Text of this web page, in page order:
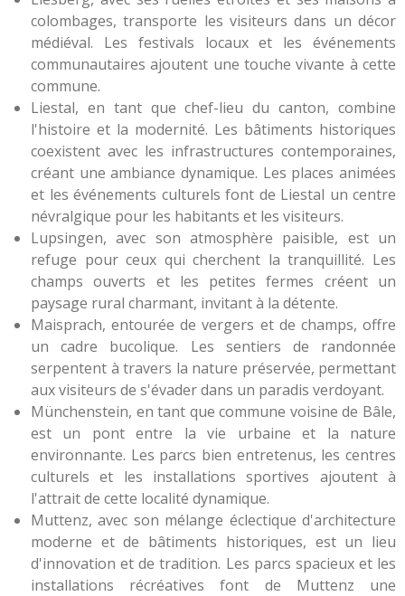
colombages, transporte les visiteurs dans un décor
médiéval. Les festivals locaux et les événements
communautaires ajoutent une touche vivante à cette
commune.
Liestal, en tant que chef-lieu du canton, combine
l'histoire et la modernité. Les bâtiments historiques
coexistent avec les infrastructures contemporaines,
créant une ambiance dynamique. Les places animées
et les événements culturels font de Liestal un centre
névralgique pour les habitants et les visiteurs.
Lupsingen, avec son atmosphère paisible, est un
refuge pour ceux qui cherchent la tranquillité. Les
champs ouverts et les petites fermes créent un
paysage rural charmant, invitant à la détente.
Maisprach, entourée de vergers et de champs, offre
un cadre bucolique. Les sentiers de randonnée
serpentent à travers la nature préservée, permettant
aux visiteurs de s'évader dans un paradis verdoyant.
Münchenstein, en tant que commune voisine de Bâle,
est un pont entre la vie urbaine et la nature
environnante. Les parcs bien entretenus, les centres
culturels et les installations sportives ajoutent à
l'attrait de cette localité dynamique.
Muttenz, avec son mélange éclectique d'architecture
moderne et de bâtiments historiques, est un lieu
d'innovation et de tradition. Les parcs spacieux et les
installations récréatives font de Muttenz une